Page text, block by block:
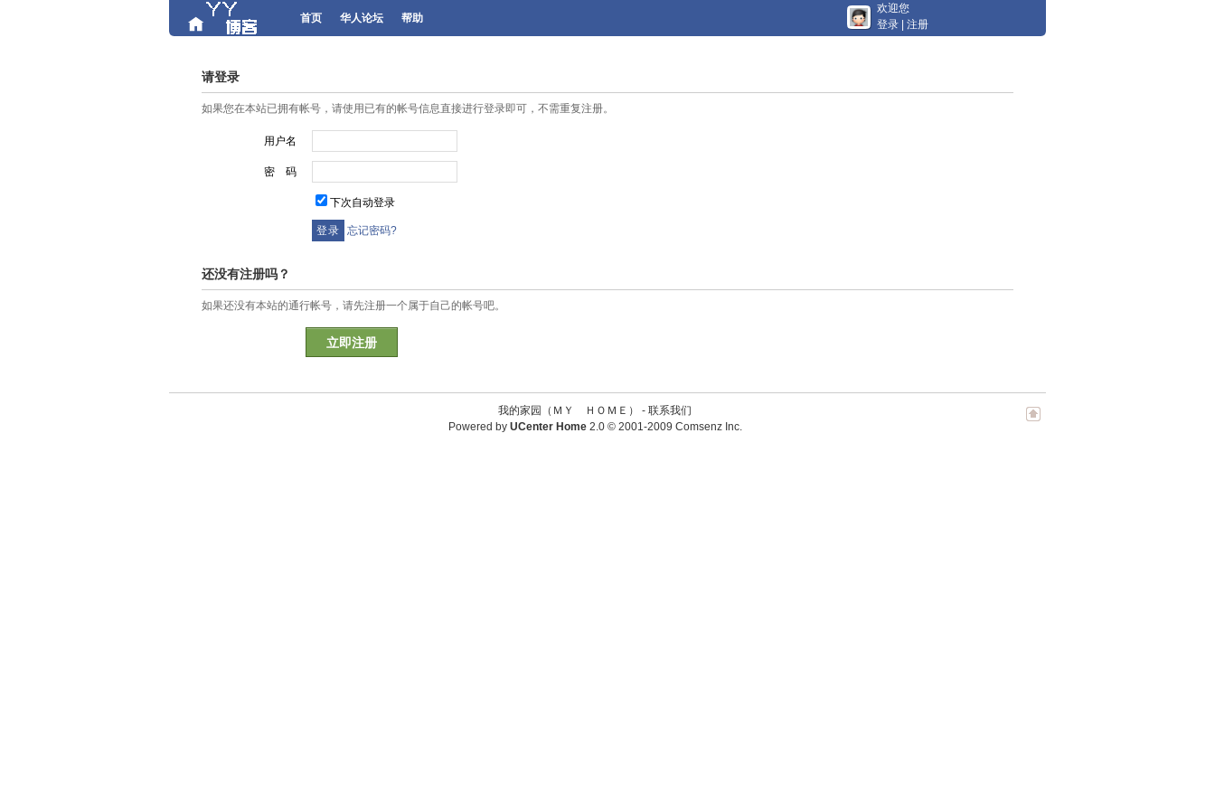
首页 华人论坛 帮助
欢迎您
登录
注册
请登录
如果您在本站已拥有帐号，请使用已有的帐号信息直接进行登录即可，不需重复注册。
用户名
密 码
下次自动登录
忘记密码?
还没有注册吗？
如果还没有本站的通行帐号，请先注册一个属于自己的帐号吧。
立即注册
我的家园（ＭＹ ＨＯＭＥ） - 联系我们
Powered by UCenter Home 2.0© 2001-2009 Comsenz Inc.